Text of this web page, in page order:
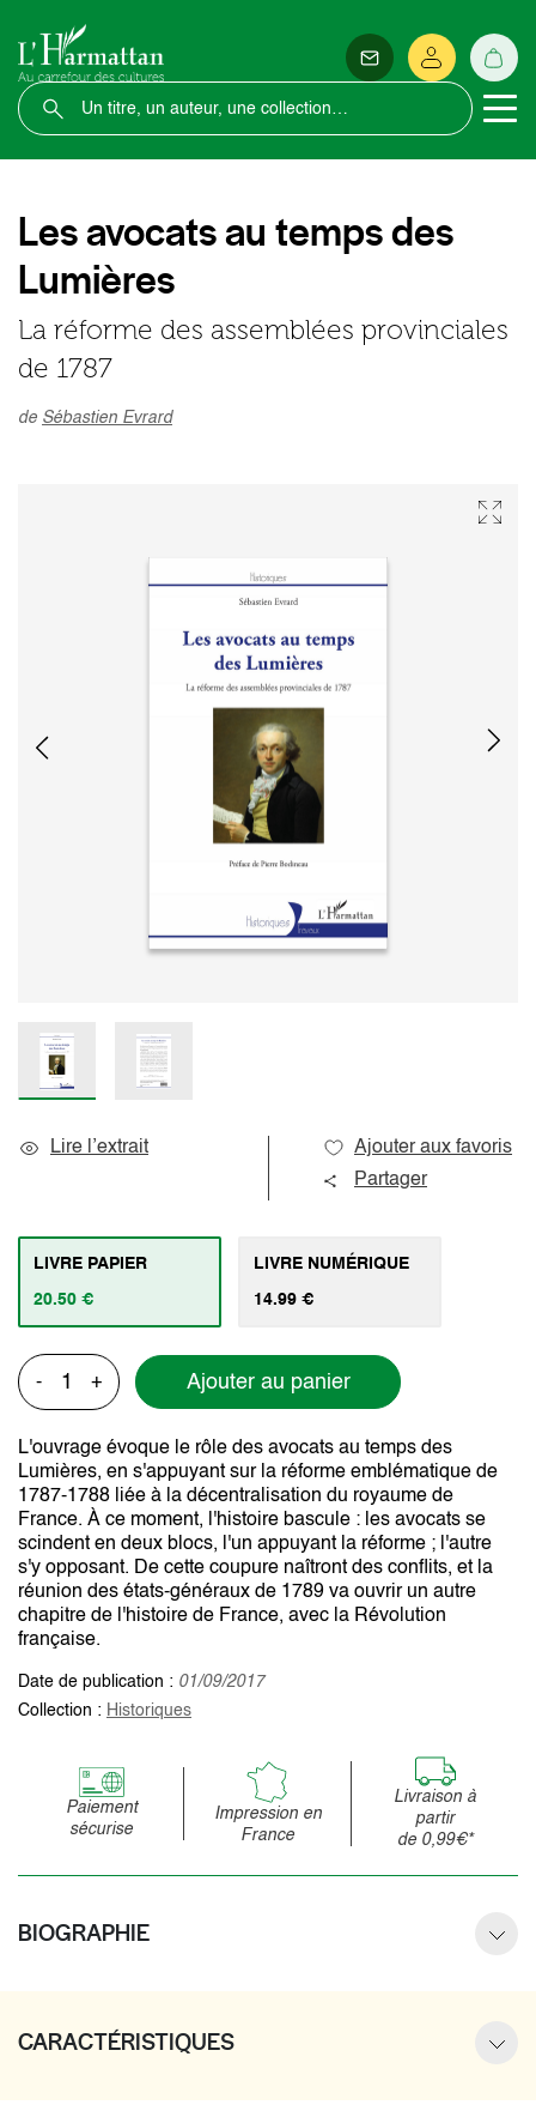
Les avocats au temps des
Lumières
La réforme des assemblées provinciales
de 1787
de Sébastien Evrard
Lire l’extrait
Ajouter aux favoris
Partager
LIVRE PAPIER
20.50 €
LIVRE NUMÉRIQUE
14.99 €
- + Ajouter au panier
L'ouvrage évoque le rôle des avocats au temps des
Lumières, en s'appuyant sur la réforme emblématique de
1787-1788 liée à la décentralisation du royaume de
France. À ce moment, l'histoire bascule : les avocats se
scindent en deux blocs, l'un appuyant la réforme ; l'autre
s'y opposant. De cette coupure naîtront des conflits, et la
réunion des états-généraux de 1789 va ouvrir un autre
chapitre de l'histoire de France, avec la Révolution
française.
Date de publication : 01/09/2017
Collection : Historiques
Paiement
sécurise
Impression en
France
Livraison à
partir
de 0,99€*
BIOGRAPHIE
CARACTÉRISTIQUES